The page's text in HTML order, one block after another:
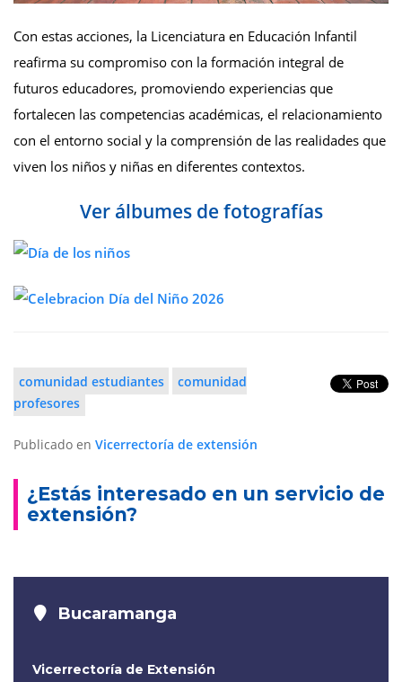
Con estas acciones, la Licenciatura en Educación Infantil
reafirma su compromiso con la formación integral de
futuros educadores, promoviendo experiencias que
fortalecen las competencias académicas, el relacionamiento
con el entorno social y la comprensión de las realidades que
viven los niños y niñas en diferentes contextos.
Ver álbumes de fotografías
comunidad estudiantes
comunidad
profesores
Publicado en Vicerrectoría de extensión
¿Estás interesado en un servicio de
extensión?
Bucaramanga
Vicerrectoría de Extensión